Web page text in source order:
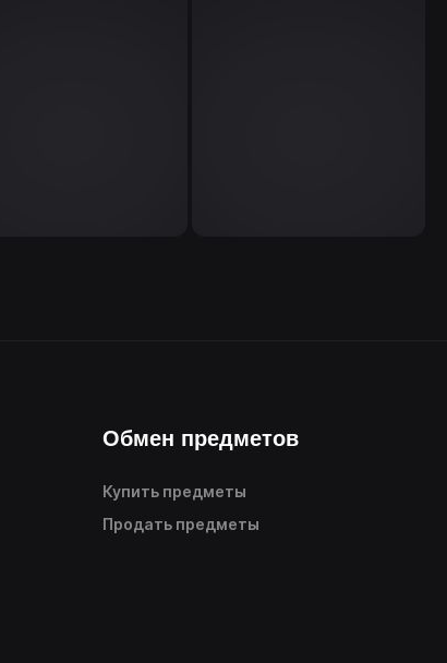
Обмен предметов
Купить предметы
Продать предметы